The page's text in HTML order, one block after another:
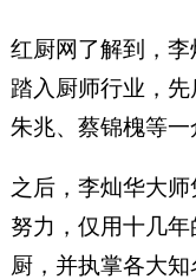
红厨网了解到，
踏入厨师行业，先
朱兆、蔡锦槐等一
之后，李灿华大
努力，仅用十几
厨，并执掌各大知